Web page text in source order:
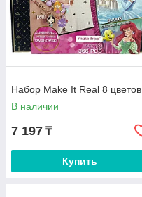
Набор Make It Real 8 цветов
В наличии
7 197 ₸
Купить